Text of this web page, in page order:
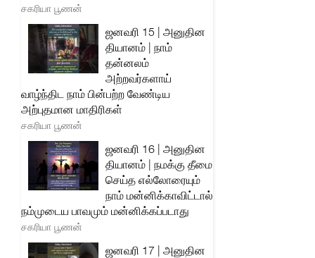
சகரியா பூணன்
ஜனவரி 15 | அனுதின
தியானம் | நாம்
தன்னலம்
அற்றவர்களாய்
வாழ்ந்திட நாம் பின்பற்ற வேண்டிய
அற்புதமான மாதிரிகள்
சகரியா பூணன்
ஜனவரி 16 | அனுதின
தியானம் | நமக்கு தீமை
செய்த எல்லோரையும்
நாம் மன்னிக்காவிட்டால்
நம்முடைய பாவமும் மன்னிக்கப்படாது
சகரியா பூணன்
ஜனவரி 17 | அனுதின